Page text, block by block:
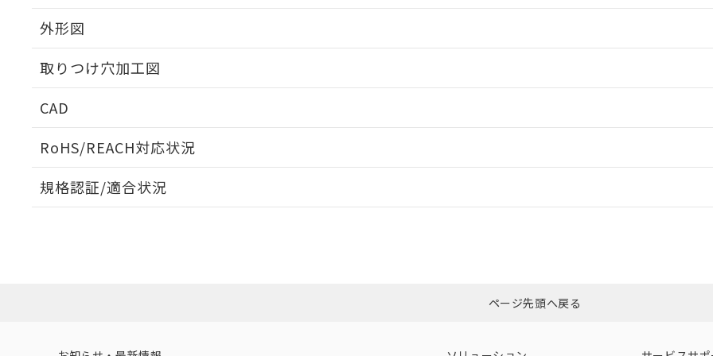
外形図
取りつけ穴加工図
CAD
RoHS/REACH対応状況
EU RoHS 注意事項・凡例
ダウンロードはこちら
規格認証/適合状況
ページ先頭へ戻る